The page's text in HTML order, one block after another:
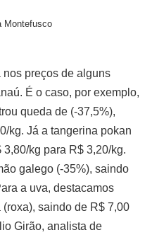
Montefusco
preços de alguns
É o caso, por exemplo,
queda de (-37,5%),
kg. Já a tangerina pokan
kg para R$ 3,20/kg.
galego (-35%), saindo
a uva, destacamos
saindo de R$ 7,00
Girão, analista de